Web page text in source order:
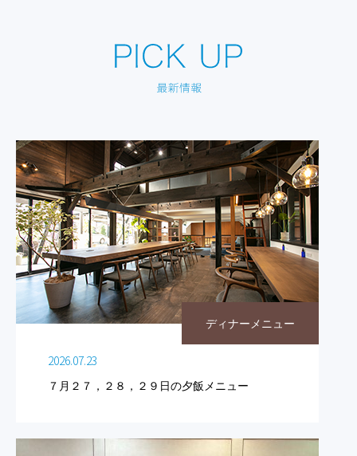
ディナーメニュー
2026.07.23
７月２７，２８，２９日の夕飯メニュー